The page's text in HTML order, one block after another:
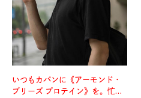
いつもカバンに《アーモンド・
ブリーズ プロテイン》を。忙し